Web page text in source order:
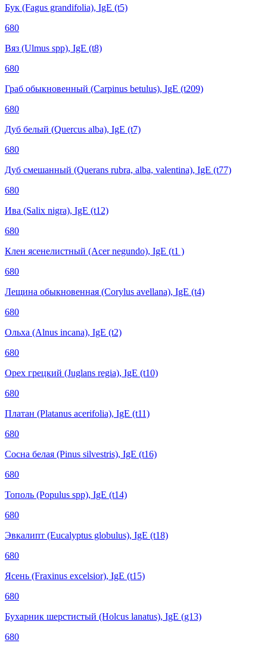
Бук (Fagus grandifolia), IgE (t5)
680
Вяз (Ulmus spp), IgE (t8)
680
Граб обыкновенный (Carpinus betulus), IgE (t209)
680
Дуб белый (Quercus alba), IgE (t7)
680
Дуб смешанный (Querans rubra, alba, valentina), IgE (t77)
680
Ива (Salix nigra), IgE (t12)
680
Клен ясенелистный (Acer negundo), IgE (t1 )
680
Лещина обыкновенная (Corylus avellana), IgE (t4)
680
Ольха (Alnus incana), IgE (t2)
680
Орех грецкий (Juglans regia), IgE (t10)
680
Платан (Platanus acerifolia), IgE (t11)
680
Сосна белая (Pinus silvestris), IgE (t16)
680
Тополь (Populus spp), IgE (t14)
680
Эвкалипт (Eucalyptus globulus), IgE (t18)
680
Ясень (Fraxinus excelsior), IgE (t15)
680
Бухарник шерстистый (Holcus lanatus), IgE (g13)
680